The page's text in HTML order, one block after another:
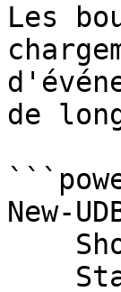
Les
de
New-